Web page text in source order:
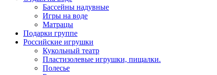
Бассейны надувные
Игры на воде
Матрацы
Подарки группе
Российские игрушки
Кукольный театр
Пластизолевые игрушки, пищалки.
Полесье